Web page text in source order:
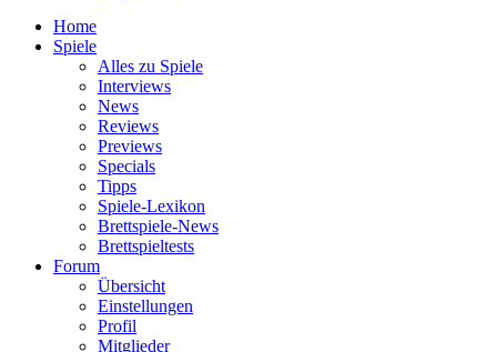
Home
Spiele
Alles zu Spiele
Interviews
News
Reviews
Previews
Specials
Tipps
Spiele-Lexikon
Brettspiele-News
Brettspieltests
Forum
Übersicht
Einstellungen
Profil
Mitglieder